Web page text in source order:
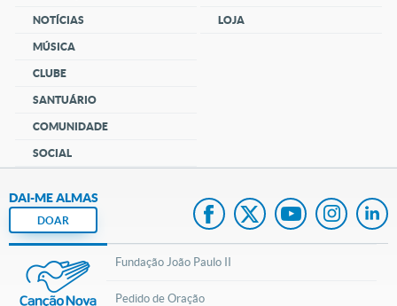
NOTÍCIAS
MÚSICA
CLUBE
SANTUÁRIO
COMUNIDADE
SOCIAL
LOJA
DAI-ME ALMAS
DOAR
Fundação João Paulo II
Pedido de Oração